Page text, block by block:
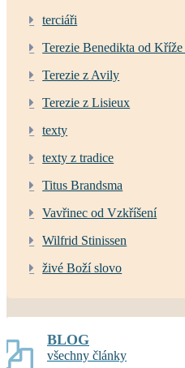
terciáři
Terezie Benedikta od
Terezie z Avily
Terezie z Lisieux
texty
texty z tradice
Titus Brandsma
Vavřinec od Vzkříšení
Wilfrid Stinissen
živé Boží slovo
BLOG
všechny články